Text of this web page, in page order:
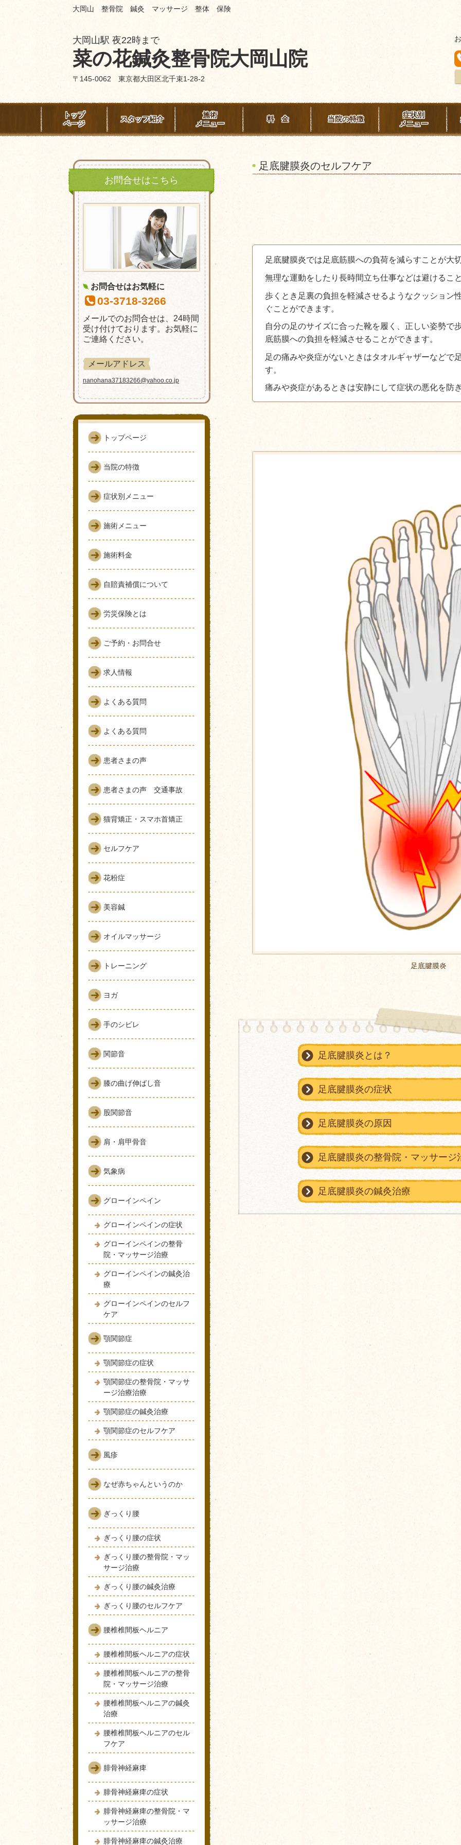
大岡山 整骨院 鍼灸 マッサージ 整体 保険
大岡山駅 夜22時まで
菜の花鍼灸整骨院大岡山院
〒145-0062 東京都大田区北千束1-28-2
トップ
ページ
スタッフ紹介
施術
メニュー
料 金 当院の特徴
症状別
メニュー
足底腱膜炎のセルフケア
足底腱膜炎では足底筋膜への負荷を減らすことが大
無理な運動をしたり長時間立ち仕事などは避けるこ
歩くとき足裏の負担を軽減させるようなクッション
ぐことができます。
自分の足のサイズに合った靴を履く、正しい姿勢で
底筋膜への負担を軽減させることができます。
足の痛みや炎症がないときはタオルギャザーなどで
す。
痛みや炎症があるときは安静にして症状の悪化を防
足底腱膜炎
足底腱膜炎とは？
足底腱膜炎の症状
足底腱膜炎の原因
足底腱膜炎の整骨院・マッサージ
足底腱膜炎の鍼灸治療
お問合せはこちら
お問合せはお気軽に
03-3718-3266
メールでのお問合せは、24時間
受け付けております。お気軽に
ご連絡ください。
メールアドレス
nanohana37183266@yahoo.co.jp
トップページ
当院の特徴
症状別メニュー
施術メニュー
施術料金
自賠責補償について
労災保険とは
ご予約・お問合せ
求人情報
よくある質問
よくある質問
患者さまの声
患者さまの声 交通事故
猫背矯正・スマホ首矯正
セルフケア
花粉症
美容鍼
オイルマッサージ
トレーニング
ヨガ
手のシビレ
関節音
膝の曲げ伸ばし音
股関節音
肩・肩甲骨音
気象病
グローインペイン
グローインペインの症状
グローインペインの整骨
院・マッサージ治療
グローインペインの鍼灸治
療
グローインペインのセルフ
ケア
顎関節症
顎関節症の症状
顎関節症の整骨院・マッサ
ージ治療治療
顎関節症の鍼灸治療
顎関節症のセルフケア
風疹
なぜ赤ちゃんというのか
ぎっくり腰
ぎっくり腰の症状
ぎっくり腰の整骨院・マッ
サージ治療
ぎっくり腰の鍼灸治療
ぎっくり腰のセルフケア
腰椎椎間板ヘルニア
腰椎椎間板ヘルニアの症状
腰椎椎間板ヘルニアの整骨
院・マッサージ治療
腰椎椎間板ヘルニアの鍼灸
治療
腰椎椎間板ヘルニアのセル
フケア
腓骨神経麻痺
腓骨神経麻痺の症状
腓骨神経麻痺の整骨院・マ
ッサージ治療
腓骨神経麻痺の鍼灸治療